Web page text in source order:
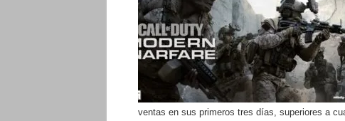
ventas en sus primeros tres días, superiores a